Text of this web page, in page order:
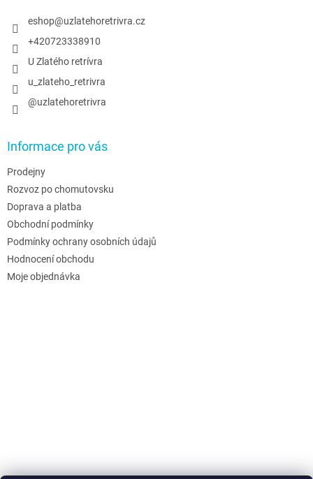
eshop@uzlatehoretrivra.cz
+420723338910
U Zlatého retrívra
u_zlateho_retrivra
@uzlatehoretrivra
Informace pro vás
Prodejny
Rozvoz po chomutovsku
Doprava a platba
Obchodní podmínky
Podmínky ochrany osobních údajů
Hodnocení obchodu
Moje objednávka